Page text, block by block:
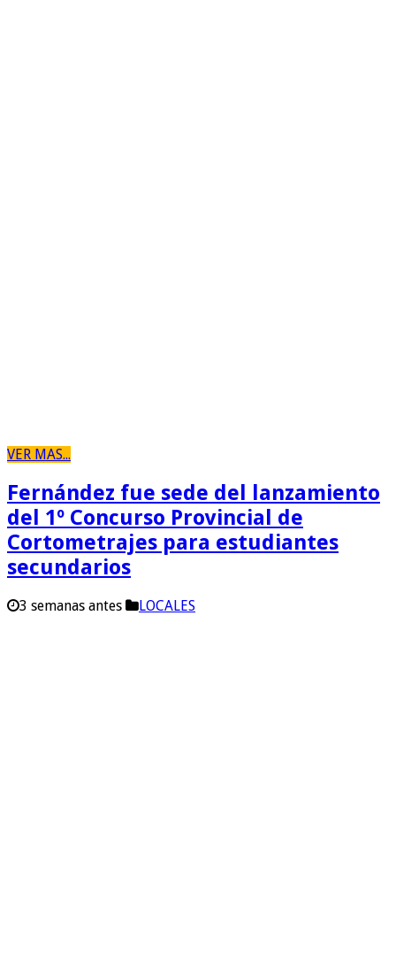
VER MAS...
Fernández fue sede del lanzamiento
del 1º Concurso Provincial de
Cortometrajes para estudiantes
secundarios
3 semanas antes LOCALES